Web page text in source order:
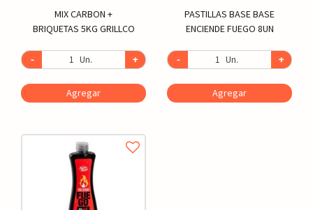
MIX CARBON +
BRIQUETAS 5KG GRILLCO
- Un. +
Agregar
PASTILLAS BASE BASE
ENCIENDE FUEGO 8UN
- Un. +
Agregar